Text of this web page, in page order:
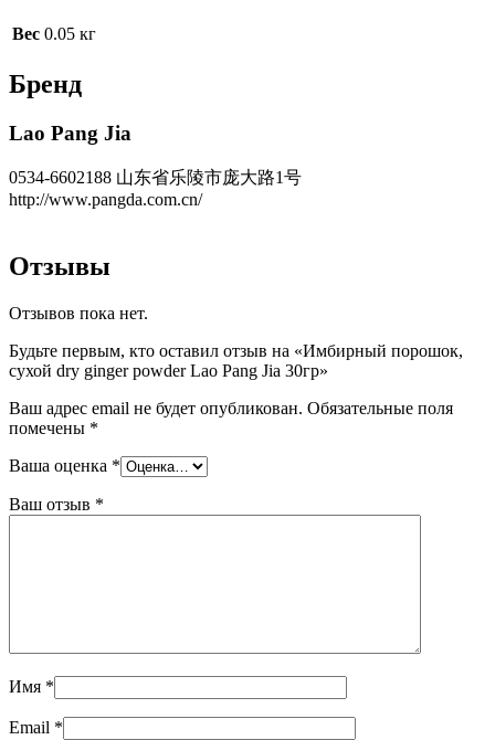
Вес 0.05 кг
Бренд
Lao Pang Jia
0534-6602188 山东省乐陵市庞大路1号
http://www.pangda.com.cn/
Отзывы
Отзывов пока нет.
Будьте первым, кто оставил отзыв на «Имбирный порошок,
сухой dry ginger powder Lao Pang Jia 30гр»
Ваш адрес email не будет опубликован. Обязательные поля
помечены *
Ваша оценка *
Ваш отзыв *
Имя *
Email *